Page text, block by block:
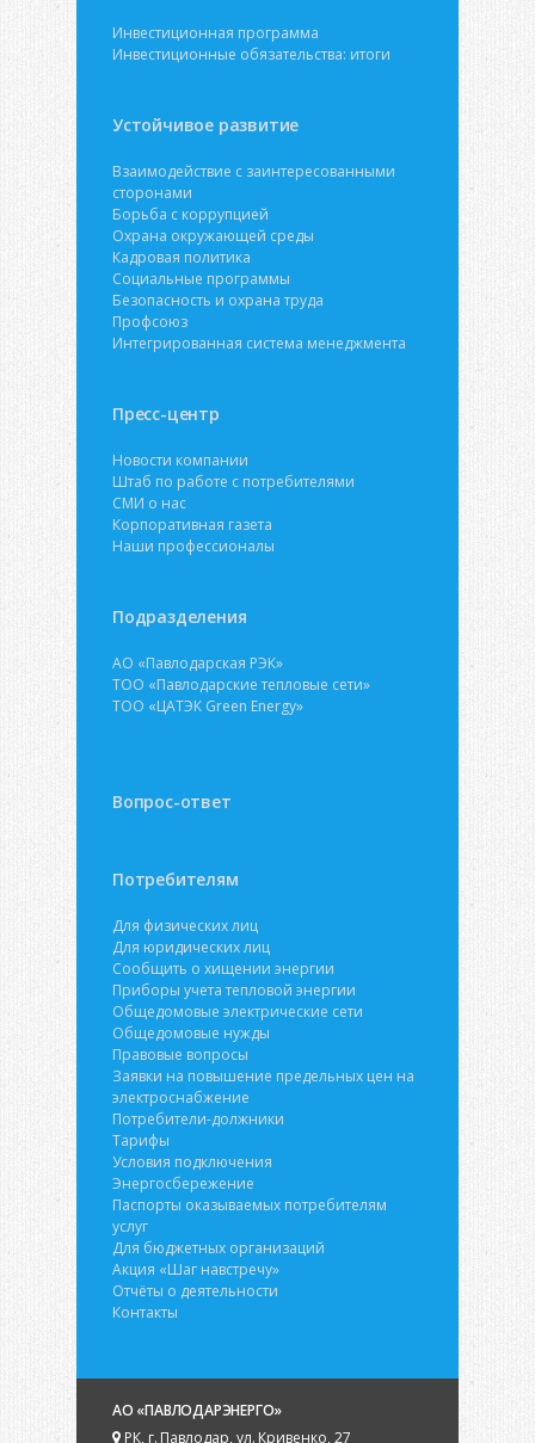
Инвестиционная программа
Инвестиционные обязательства: итоги
Устойчивое развитие
Взаимодействие с заинтересованными
сторонами
Борьба с коррупцией
Охрана окружающей среды
Кадровая политика
Социальные программы
Безопасность и охрана труда
Профсоюз
Интегрированная система менеджмента
Пресс-центр
Новости компании
Штаб по работе с потребителями
СМИ о нас
Корпоративная газета
Наши профессионалы
Подразделения
АО «Павлодарская РЭК»
ТОО «Павлодарские тепловые сети»
ТОО «ЦАТЭК Green Energy»
Вопрос-ответ
Потребителям
Для физических лиц
Для юридических лиц
Сообщить о хищении энергии
Приборы учета тепловой энергии
Общедомовые электрические сети
Общедомовые нужды
Правовые вопросы
Заявки на повышение предельных цен на
электроснабжение
Потребители-должники
Тарифы
Условия подключения
Энергосбережение
Паспорты оказываемых потребителям
услуг
Для бюджетных организаций
Акция «Шаг навстречу»
Отчёты о деятельности
Контакты
АО «ПАВЛОДАРЭНЕРГО»
РК, г. Павлодар, ул. Кривенко, 27